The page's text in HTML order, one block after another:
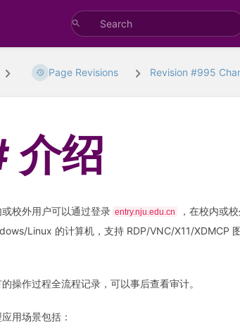
Page Revisions Revision #995
介绍
或校外用户可以通过登录 entry.nju.edu.cn ，在校内或
Linux 的计算机，支持 RDP/VNC/X11/XDMCP
操作过程全流程记录，可以事后查看审计。
用场景包括：